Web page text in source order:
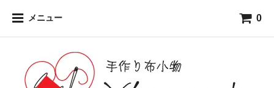
メニュー 0